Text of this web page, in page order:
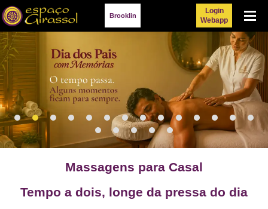
Login
WebappMenu
Brooklin
Massagens para Casal
Tempo a dois, longe da pressa do dia